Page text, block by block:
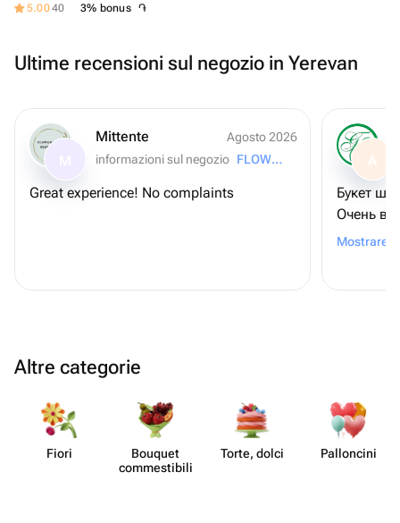
5.0040 3% bonus ֏
Ultime recensioni sul negozio in Yerevan
Mittente
Agosto 2026
informazioni sul negozio
FLOWER LAB
Great experience! No complaints
A
Букет
Очень
все
Mostrare
Altre categorie
Fiori
Bouquet
commes​tibili
Torte, dolci Pall​oncini